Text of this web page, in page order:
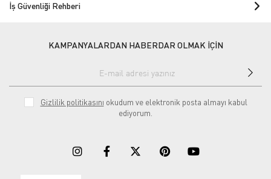
İş Güvenliği Rehberi
KAMPANYALARDAN HABERDAR OLMAK İÇİN
Gizlilik politikasını okudum ve elektronik posta almayı kabul
ediyorum.